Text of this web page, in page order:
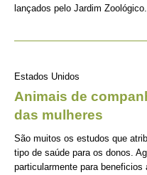
lançados pelo Jardim Zoológico.
Estados Unidos
Animais de
das mulheres
São muitos os estudos que
tipo de saúde para os donos.
particularmente para